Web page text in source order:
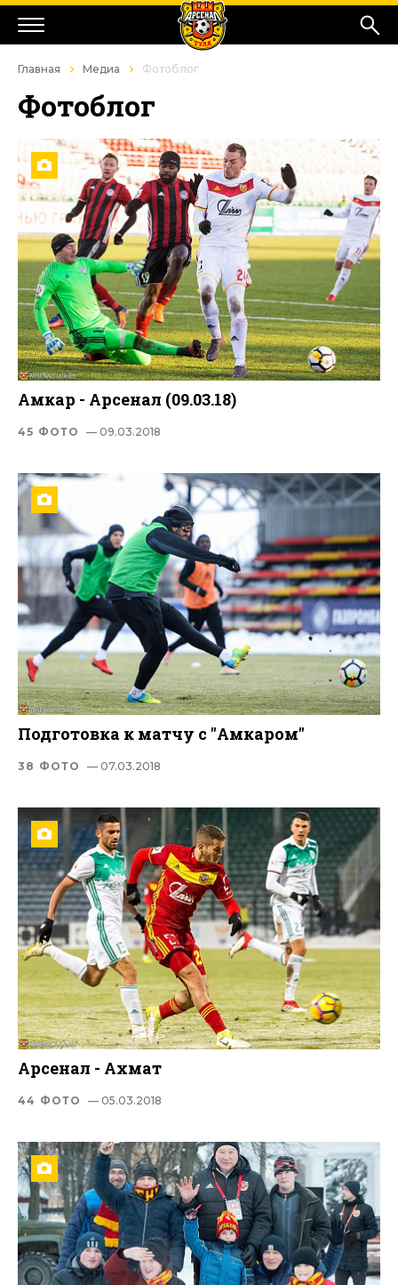
Главная Медиа Фотоблог
Фотоблог
Амкар - Арсенал (09.03.18)
45 ФОТО — 09.03.2018
Подготовка к матчу с "Амкаром"
38 ФОТО — 07.03.2018
Арсенал - Ахмат
44 ФОТО — 05.03.2018